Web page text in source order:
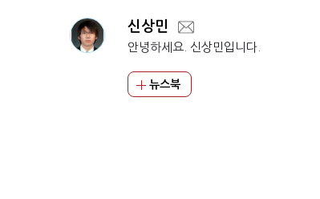
신상민
안녕하세요. 신상민입니다.
뉴스북